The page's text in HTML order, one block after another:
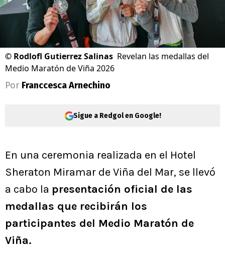
© Rodlofl Gutierrez Salinas Revelan las medallas del
Medio Maratón de Viña 2026
Por Franccesca Arnechino
Sigue a Redgol en Google!
En una ceremonia realizada en el Hotel
Sheraton Miramar de Viña del Mar, se llevó
a cabo la presentación oficial de las
medallas que recibirán los
participantes del Medio Maratón de
Viña.